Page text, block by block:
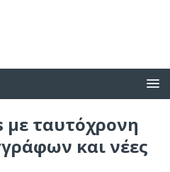
με ταυτόχρονη
και νέες